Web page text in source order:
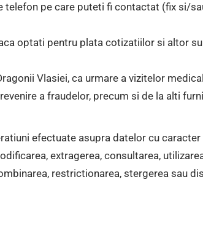
pe care puteti fi contactat (fix si/
optati pentru plata cotizatiilor si altor
Vlasiei, ca urmare a vizitelor
a fraudelor, precum si de la alti
efectuate asupra datelor cu
extragerea, consultarea,
restrictionarea, stergerea sau